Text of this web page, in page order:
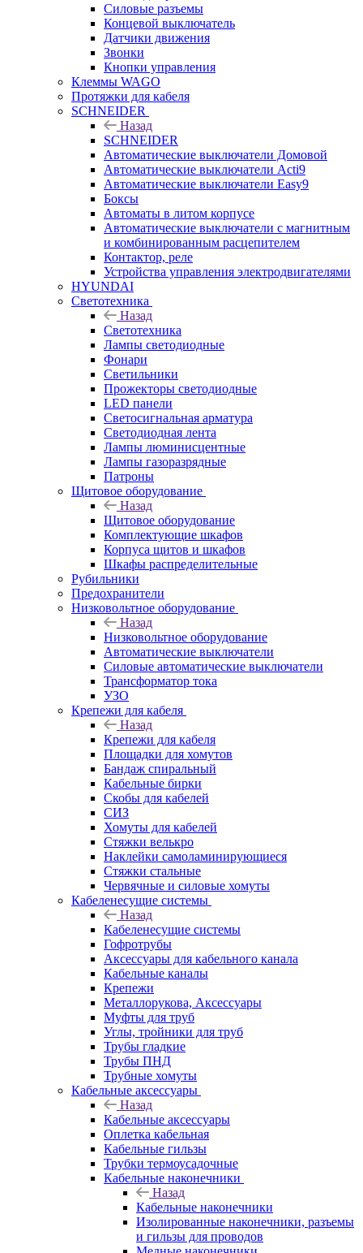
Силовые разъемы
Концевой выключатель
Датчики движения
Звонки
Кнопки управления
Клеммы WAGO
Протяжки для кабеля
SCHNEIDER
Назад
SCHNEIDER
Автоматические выключатели Домовой
Автоматические выключатели Acti9
Автоматические выключатели Easy9
Боксы
Автоматы в литом корпусе
Автоматические выключатели с магнитным
и комбинированным расцепителем
Контактор, реле
Устройства управления электродвигателями
HYUNDAI
Светотехника
Назад
Светотехника
Лампы светодиодные
Фонари
Светильники
Прожекторы светодиодные
LED панели
Светосигнальная арматура
Светодиодная лента
Лампы люминисцентные
Лампы газоразрядные
Патроны
Щитовое оборудование
Назад
Щитовое оборудование
Комплектующие шкафов
Корпуса щитов и шкафов
Шкафы распределительные
Рубильники
Предохранители
Низковольтное оборудование
Назад
Низковольтное оборудование
Автоматические выключатели
Силовые автоматические выключатели
Трансформатор тока
УЗО
Крепежи для кабеля
Назад
Крепежи для кабеля
Площадки для хомутов
Бандаж спиральный
Кабельные бирки
Cкобы для кабелей
СИЗ
Хомуты для кабелей
Стяжки велькро
Наклейки самоламинирующиеся
Стяжки стальные
Червячные и силовые хомуты
Кабеленесущие системы
Назад
Кабеленесущие системы
Гофротрубы
Аксессуары для кабельного канала
Кабельные каналы
Крепежи
Металлорукова, Аксессуары
Муфты для труб
Углы, тройники для труб
Трубы гладкие
Трубы ПНД
Трубные хомуты
Кабельные аксессуары
Назад
Кабельные аксессуары
Оплетка кабельная
Кабельные гильзы
Трубки термоусадочные
Кабельные наконечники
Назад
Кабельные наконечники
Изолированные наконечники, разъемы
и гильзы для проводов